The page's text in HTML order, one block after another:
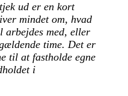
ud er en kort
mindet om, hvad
arbejdes med, eller
time. Det er
til at fastholde egne
i